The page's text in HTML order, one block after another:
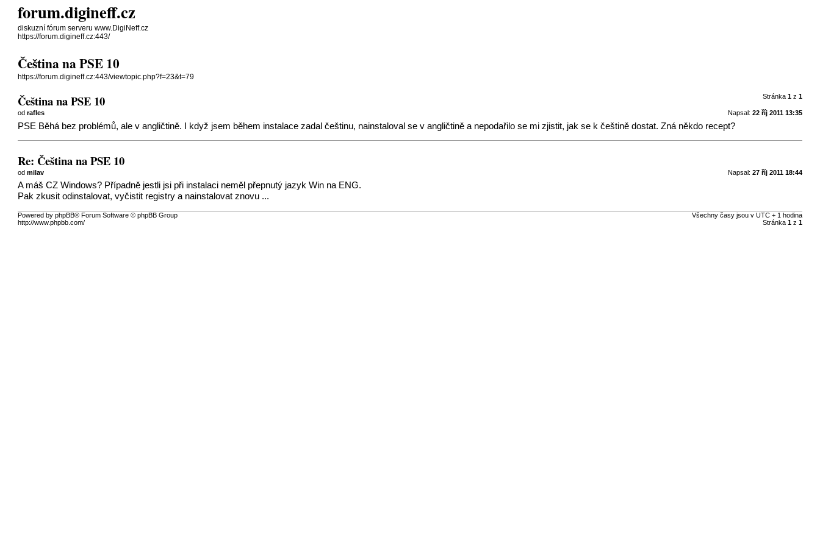
forum.digineff.cz
diskuzní fórum serveru www.DigiNeff.cz
https://forum.digineff.cz:443/
Čeština na PSE 10
https://forum.digineff.cz:443/viewtopic.php?f=23&t=79
Stránka 1z 1
Čeština na PSE 10
Napsal: 22 říj 2011 13:35
odrafles
PSE Běhá bez problémů, ale v angličtině. I když jsem během instalace zadal češtinu, nainstaloval se v angličtině a nepodařilo se mi zjistit, jak se k češtině dostat. Zná někdo recept?
Re: Čeština na PSE 10
Napsal: 27 říj 2011 18:44
odmilav
A máš CZ Windows? Případně jestli jsi při instalaci neměl přepnutý jazyk Win na ENG.
Pak zkusit odinstalovat, vyčistit registry a nainstalovat znovu ...
Všechny časy jsou v UTC + 1 hodina
Stránka 1z 1
Powered by phpBB® Forum Software © phpBB Group
http://www.phpbb.com/